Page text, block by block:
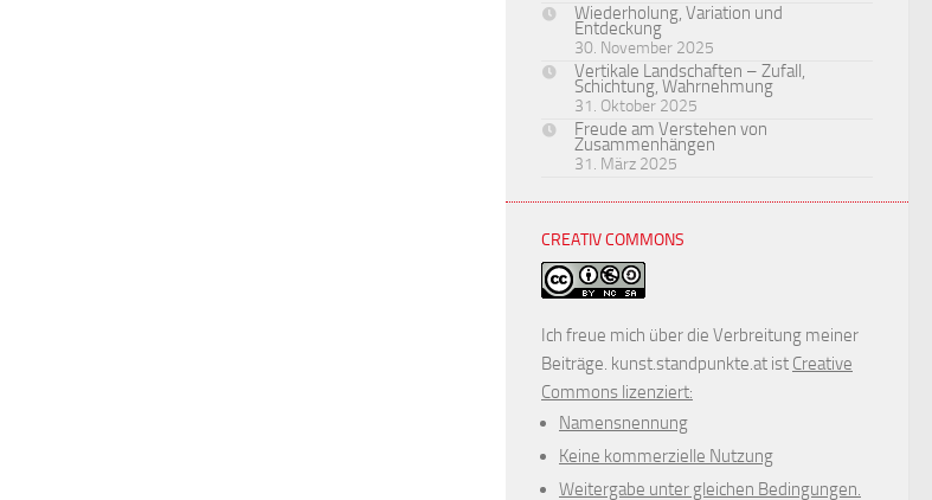
Wiederholung, Variation und
Entdeckung
30. November 2025
Vertikale Landschaften – Zufall,
Schichtung, Wahrnehmung
31. Oktober 2025
Freude am Verstehen von
Zusammenhängen
31. März 2025
CREATIV COMMONS
Ich freue mich über die Verbreitung meiner
Beiträge. kunst.standpunkte.at ist Creative
Commons lizenziert:
Namensnennung
Keine kommerzielle Nutzung
Weitergabe unter gleichen Bedingungen.